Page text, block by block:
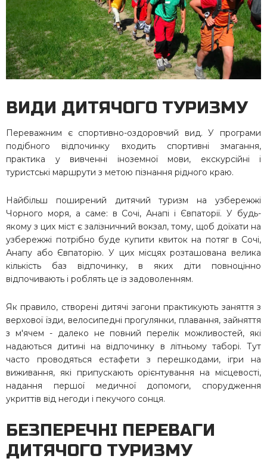
ВИДИ ДИТЯЧОГО ТУРИЗМУ
Переважним є спортивно-оздоровчий вид. У програми
подібного відпочинку входить спортивні змагання,
практика у вивченні іноземної мови, екскурсійні і
туристські маршрути з метою пізнання рідного краю.
Найбільш поширений дитячий туризм на узбережжі
Чорного моря, а саме: в Сочі, Анапі і Євпаторії. У будь-
якому з цих міст є залізничний вокзал, тому, щоб доїхати на
узбережжі потрібно буде купити квиток на потяг в Сочі,
Анапу або Євпаторію. У цих місцях розташована велика
кількість баз відпочинку, в яких діти повноцінно
відпочивають і роблять це із задоволенням.
Як правило, створені дитячі загони практикують заняття з
верхової їзди, велосипедні прогулянки, плавання, зайняття
з м'ячем - далеко не повний перелік можливостей, які
надаються дитині на відпочинку в літньому таборі. Тут
часто проводяться естафети з перешкодами, ігри на
виживання, які припускають орієнтування на місцевості,
надання першої медичної допомоги, спорудження
укриттів від негоди і пекучого сонця.
БЕЗПЕРЕЧНІ ПЕРЕВАГИ
ДИТЯЧОГО ТУРИЗМУ